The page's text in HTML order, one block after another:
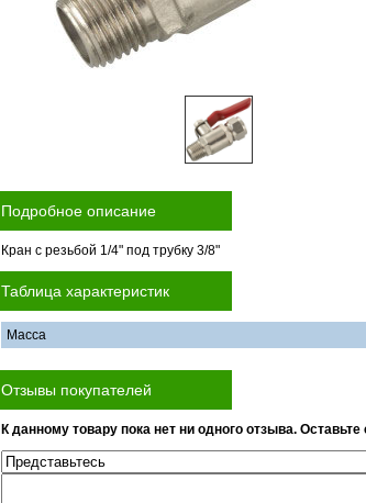
Подробное описание
Кран с резьбой 1/4" под трубку 3/8"
Таблица характеристик
Масса
Отзывы покупателей
К данному товару пока нет ни одного отзыва.